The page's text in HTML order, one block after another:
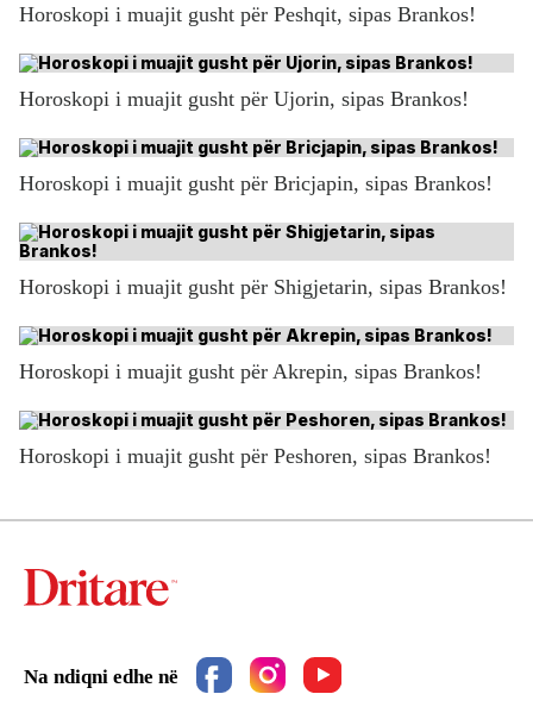
Horoskopi i muajit gusht për Peshqit, sipas Brankos!
Horoskopi i muajit gusht për Ujorin, sipas Brankos!
Horoskopi i muajit gusht për Bricjapin, sipas Brankos!
Horoskopi i muajit gusht për Shigjetarin, sipas Brankos!
Horoskopi i muajit gusht për Akrepin, sipas Brankos!
Horoskopi i muajit gusht për Peshoren, sipas Brankos!